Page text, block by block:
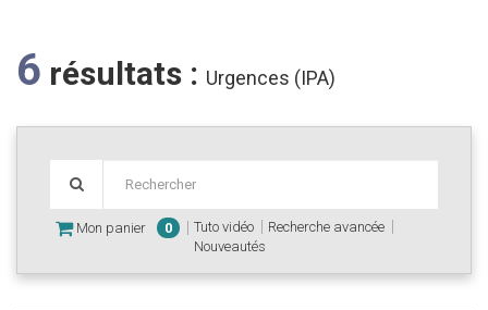
6 résultats : Urgences (IPA)
Mon panier 0 Tuto vidéo
Recherche avancée
Nouveautés